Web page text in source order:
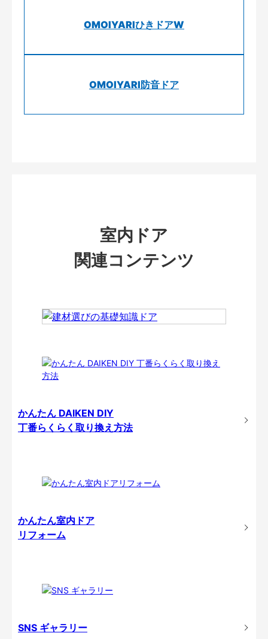
OMOIYARIひきドアW
OMOIYARI防音ドア
室内ドア
関連コンテンツ
かんたん DAIKEN DIY
丁番らくらく取り換え方法
かんたん室内ドア
リフォーム
SNS ギャラリー